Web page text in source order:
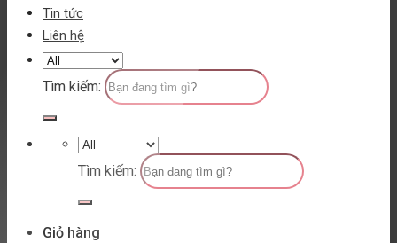
Tin tức
Liên hệ
Tìm kiếm:
Tìm kiếm:
Giỏ hàng